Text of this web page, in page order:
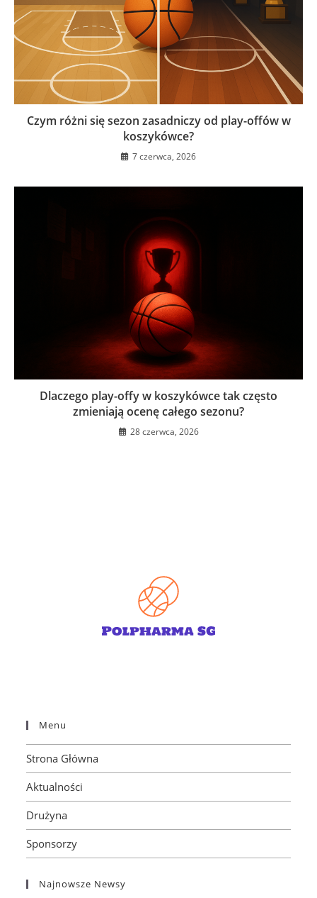
Czym różni się sezon zasadniczy od play-offów w
koszykówce?
7 czerwca, 2026
Dlaczego play-offy w koszykówce tak często
zmieniają ocenę całego sezonu?
28 czerwca, 2026
Menu
Strona Główna
Aktualności
Drużyna
Sponsorzy
Najnowsze Newsy